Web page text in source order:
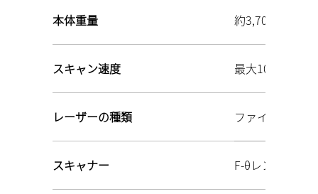
本体重量 約3,700 kg
スキャン速度 最大10 m/s
レーザーの種類 ファイバーレ
スキャナー F‑θレンズ